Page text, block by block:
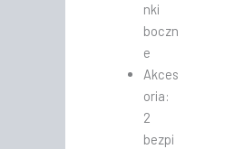
nki
boczn
e
Akces
oria:
2
bezpi